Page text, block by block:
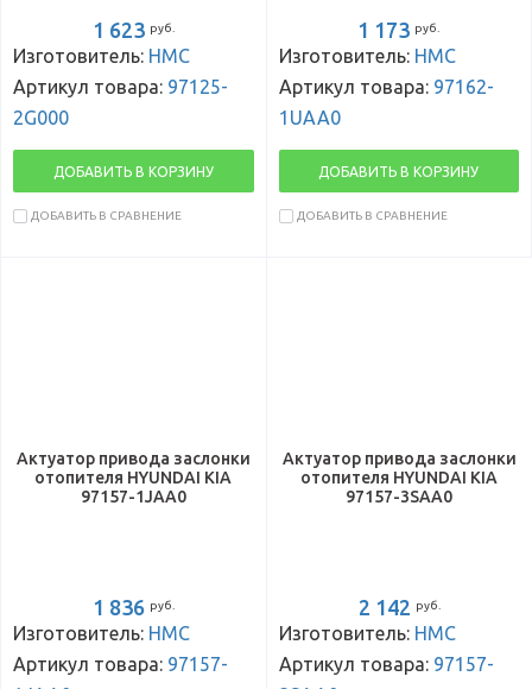
1 623 руб.
Изготовитель: HMC
Артикул товара: 97125-
2G000
ДОБАВИТЬ В КОРЗИНУ
ДОБАВИТЬ В СРАВНЕНИЕ
1 173 руб.
Изготовитель: HMC
Артикул товара: 97162-
1UAA0
ДОБАВИТЬ В КОРЗИНУ
ДОБАВИТЬ В СРАВНЕНИЕ
Актуатор привода заслонки
отопителя HYUNDAI KIA
97157-1JAA0
1 836 руб.
Изготовитель: HMC
Артикул товара: 97157-
Актуатор привода заслонки
отопителя HYUNDAI KIA
97157-3SAA0
2 142 руб.
Изготовитель: HMC
Артикул товара: 97157-